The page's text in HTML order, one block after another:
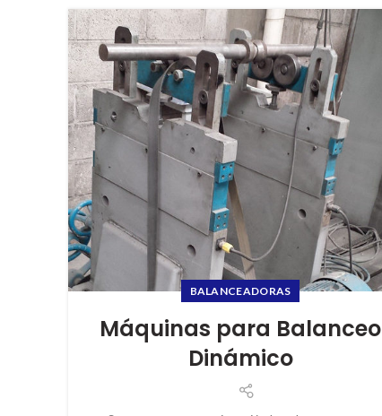
BALANCEADORAS
Máquinas para Balanceo
Dinámico